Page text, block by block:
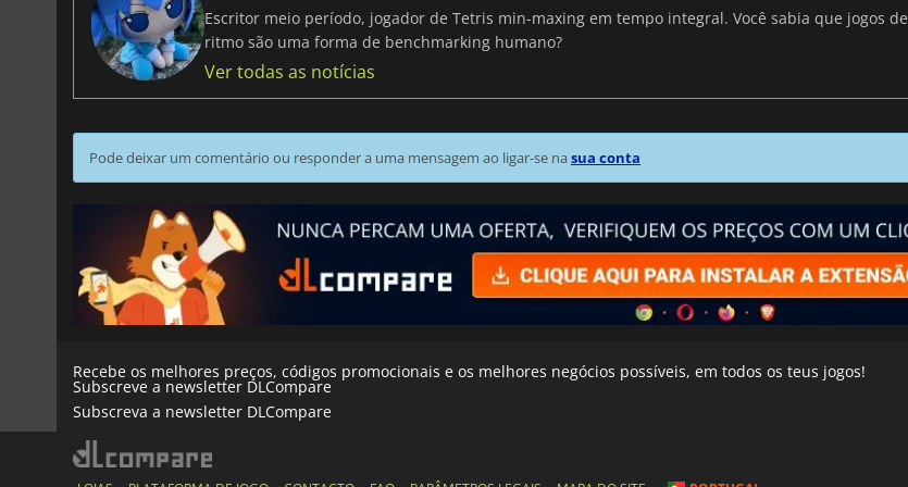
Escritor meio período, jogador de Tetris min-maxing em tempo integral. Você sabia que jogos de
ritmo são uma forma de benchmarking humano?
Ver todas as notícias
Pode deixar um comentário ou responder a uma mensagem ao ligar-se nasua conta
Recebe os melhores preços, códigos promocionais e os melhores negócios possíveis, em todos os teus jogos!
Subscreve a newsletter DLCompare
Subscreva a newsletter DLCompare